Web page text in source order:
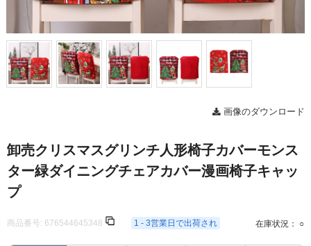
画像のダウンロード
卸売クリスマスグリンチ人形椅子カバーモンス
ター緑ダイニングチェアカバー漫画椅子キャッ
プ
商品番号: 676544645348 1 - 3営業日で出荷され 在庫状況： ○